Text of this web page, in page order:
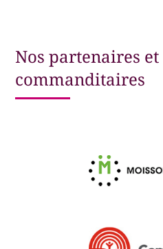
Nos partenaires et
commanditaires